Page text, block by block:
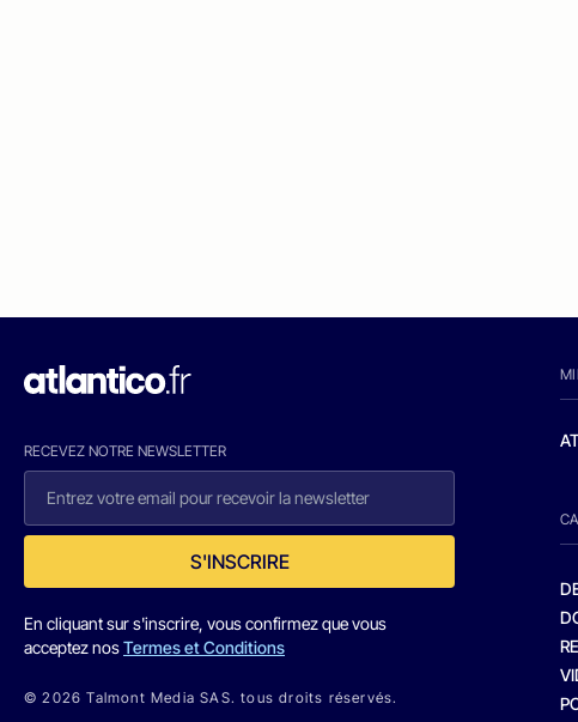
RECEVEZ NOTRE NEWSLETTER
S'INSCRIRE
En cliquant sur s'inscrire, vous confirmez que vous
acceptez nosTermes et Conditions
© 2026 Talmont Media SAS. tous droits réservés.